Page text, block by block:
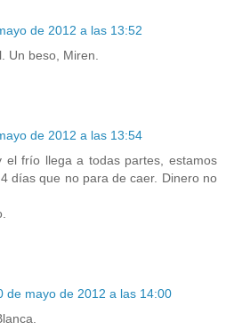
de 2012 a las 13:52
Un beso, Miren.
de 2012 a las 13:54
el frío llega a todas partes, estamos
días que no para de caer. Dinero no
de mayo de 2012 a las 14:00